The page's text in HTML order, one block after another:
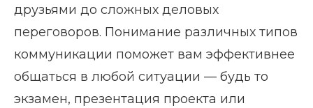
друзьями до сложных деловых
переговоров. Понимание различных типов
коммуникации поможет вам эффективнее
общаться в любой ситуации — будь то
экзамен, презентация проекта или